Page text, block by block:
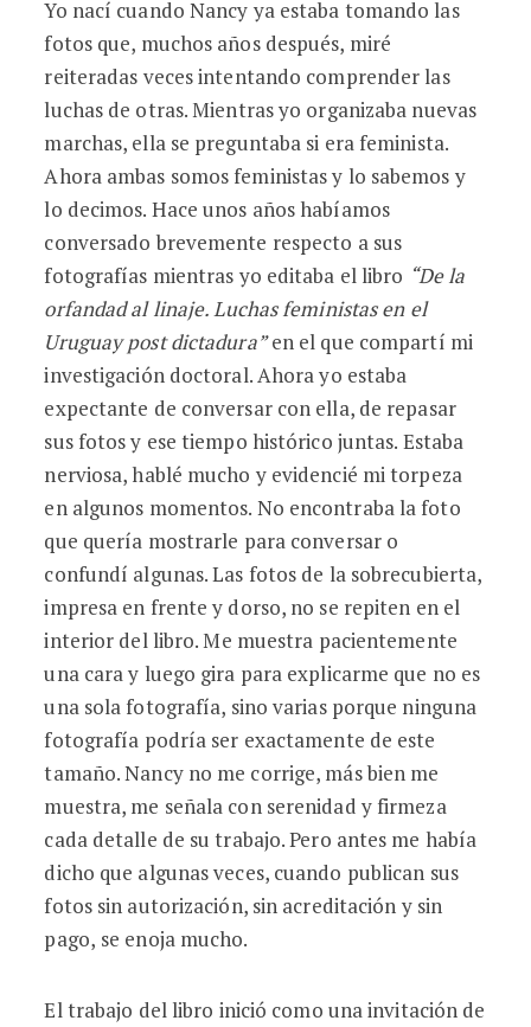
Yo nací cuando Nancy ya estaba tomando las
fotos que, muchos años después, miré
reiteradas veces intentando comprender las
luchas de otras. Mientras yo organizaba nuevas
marchas, ella se preguntaba si era feminista.
Ahora ambas somos feministas y lo sabemos y
lo decimos. Hace unos años habíamos
conversado brevemente respecto a sus
fotografías mientras yo editaba el libro “De la
orfandad al linaje. Luchas feministas en el
Uruguay post dictadura”en el que compartí mi
investigación doctoral. Ahora yo estaba
expectante de conversar con ella, de repasar
sus fotos y ese tiempo histórico juntas. Estaba
nerviosa, hablé mucho y evidencié mi torpeza
en algunos momentos. No encontraba la foto
que quería mostrarle para conversar o
confundí algunas. Las fotos de la sobrecubierta,
impresa en frente y dorso, no se repiten en el
interior del libro. Me muestra pacientemente
una cara y luego gira para explicarme que no es
una sola fotografía, sino varias porque ninguna
fotografía podría ser exactamente de este
tamaño. Nancy no me corrige, más bien me
muestra, me señala con serenidad y firmeza
cada detalle de su trabajo. Pero antes me había
dicho que algunas veces, cuando publican sus
fotos sin autorización, sin acreditación y sin
pago, se enoja mucho.
El trabajo del libro inició como una invitación de